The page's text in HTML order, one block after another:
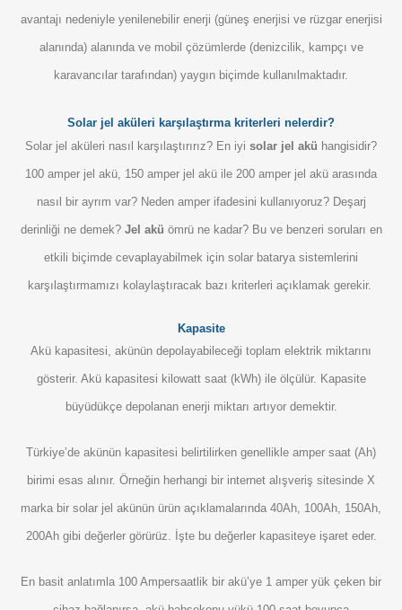
avantajı nedeniyle yenilenebilir enerji (güneş enerjisi ve rüzgar enerjisi
alanında) alanında ve mobil çözümlerde (denizcilik, kampçı ve
karavancılar tarafından) yaygın biçimde kullanılmaktadır.
Solar jel aküleri karşılaştırma kriterleri nelerdir?
Solar jel aküleri nasıl karşılaştırırız? En iyi solar jel akü hangisidir?
100 amper jel akü, 150 amper jel akü ile 200 amper jel akü arasında
nasıl bir ayrım var? Neden amper ifadesini kullanıyoruz? Deşarj
derinliği ne demek? Jel akü ömrü ne kadar? Bu ve benzeri soruları en
etkili biçimde cevaplayabilmek için solar batarya sistemlerini
karşılaştırmamızı kolaylaştıracak bazı kriterleri açıklamak gerekir.
Kapasite
Akü kapasitesi, akünün depolayabileceği toplam elektrik miktarını
gösterir. Akü kapasitesi kilowatt saat (kWh) ile ölçülür. Kapasite
büyüdükçe depolanan enerji miktarı artıyor demektir.
Türkiye’de akünün kapasitesi belirtilirken genellikle amper saat (Ah)
birimi esas alınır. Örneğin herhangi bir internet alışveriş sitesinde X
marka bir solar jel akünün ürün açıklamalarında 40Ah, 100Ah, 150Ah,
200Ah gibi değerler görürüz. İşte bu değerler kapasiteye işaret eder.
En basit anlatımla 100 Ampersaatlik bir akü’ye 1 amper yük çeken bir